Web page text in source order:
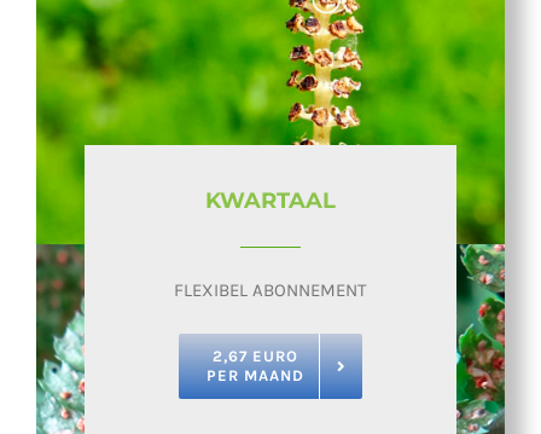
KWARTAAL
FLEXIBEL ABONNEMENT
2,67 EURO
PER MAAND